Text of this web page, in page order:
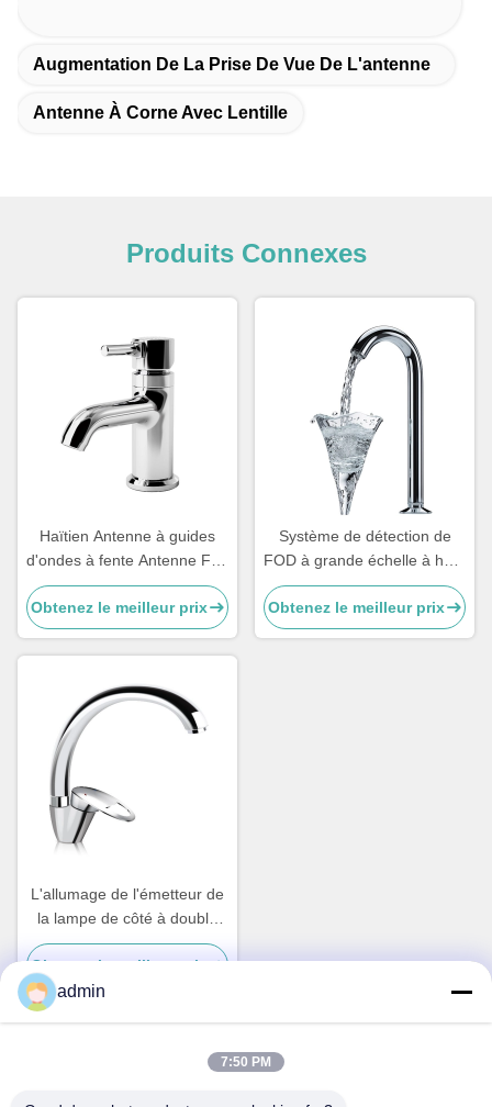
Augmentation De La Prise De Vue De L'antenne
Antenne À Corne Avec Lentille
Produits Connexes
Haïtien Antenne à guides
d'ondes à fente Antenne Fod
Antenne W Band Antenne à
guides d'ondes
Obtenez le meilleur prix
Système de détection de
FOD à grande échelle à haut
gain planar intégré par
antenne
Obtenez le meilleur prix
L'allumage de l'émetteur de
la lampe de côté à double
polarisation
Obtenez le meilleur prix
admin
7:50 PM